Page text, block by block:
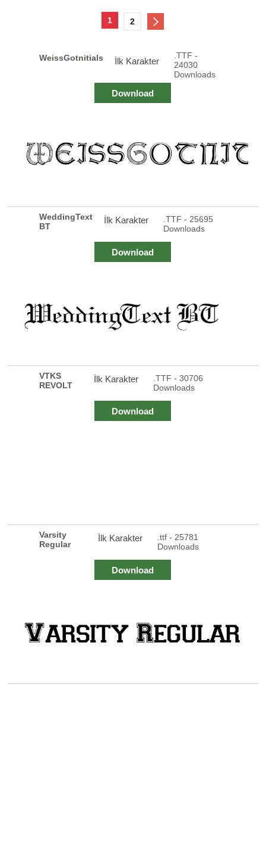
1 2
WeissGotnitials İlk Karakter
.TTF -
24030
Downloads
Download
WeddingText
BT
İlk Karakter
.TTF - 25695
Downloads
Download
VTKS
REVOLT
İlk Karakter
.TTF - 30706
Downloads
Download
Varsity
Regular
İlk Karakter
.ttf - 25781
Downloads
Download